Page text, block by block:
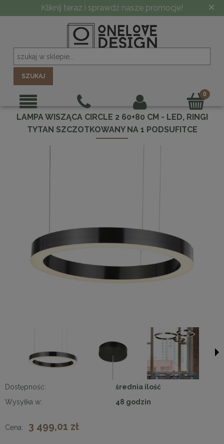
Kliknij teraz i sprawdź nasze promocje! ×
SZUKAJ
LAMPA WISZĄCA CIRCLE 2 60+80 CM - LED, RINGI
TYTAN SZCZOTKOWANY NA 1 PODSUFITCE
Dostępność:
średnia ilość
Wysyłka w:
48 godzin
Cena: 3 499,01 zł